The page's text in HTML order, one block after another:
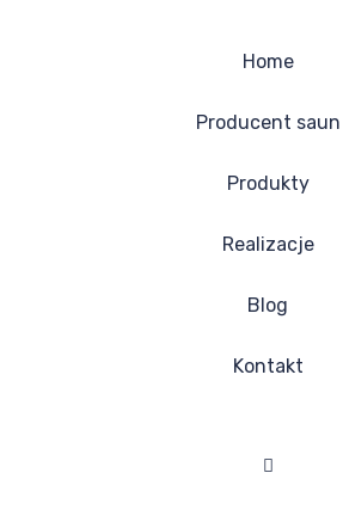
Home
Producent saun
Produkty
Realizacje
Blog
Kontakt
Facebook